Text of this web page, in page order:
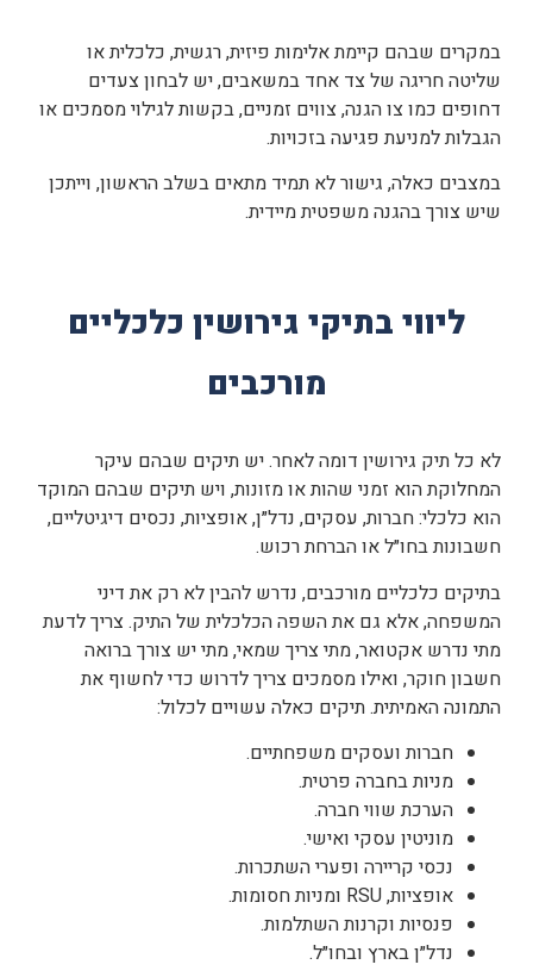
במקרים שבהם קיימת אלימות פיזית, רגשית, כלכלית או
שליטה חריגה של צד אחד במשאבים, יש לבחון צעדים
דחופים כמו צו הגנה, צווים זמניים, בקשות לגילוי מסמכים או
הגבלות למניעת פגיעה בזכויות.
במצבים כאלה, גישור לא תמיד מתאים בשלב הראשון, וייתכן
שיש צורך בהגנה משפטית מיידית.
ליווי בתיקי גירושין כלכליים
מורכבים
לא כל תיק גירושין דומה לאחר. יש תיקים שבהם עיקר
המחלוקת הוא זמני שהות או מזונות, ויש תיקים שבהם המוקד
הוא כלכלי: חברות, עסקים, נדל״ן, אופציות, נכסים דיגיטליים,
חשבונות בחו״ל או הברחת רכוש.
בתיקים כלכליים מורכבים, נדרש להבין לא רק את דיני
המשפחה, אלא גם את השפה הכלכלית של התיק. צריך לדעת
מתי נדרש אקטואר, מתי צריך שמאי, מתי יש צורך ברואה
חשבון חוקר, ואילו מסמכים צריך לדרוש כדי לחשוף את
התמונה האמיתית.תיקים כאלה עשויים לכלול:
חברות ועסקים משפחתיים.
מניות בחברה פרטית.
הערכת שווי חברה.
מוניטין עסקי ואישי.
נכסי קריירה ופערי השתכרות.
אופציות, RSU ומניות חסומות.
פנסיות וקרנות השתלמות.
נדל״ן בארץ ובחו״ל.